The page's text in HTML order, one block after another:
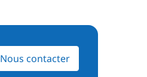
Nous contacter